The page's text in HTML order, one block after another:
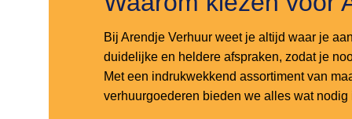
Bij Arendje Verhuur weet je altijd waar je
duidelijke en heldere afspraken, zodat je
Met een indrukwekkend assortiment van
verhuurgoederen bieden we alles wat